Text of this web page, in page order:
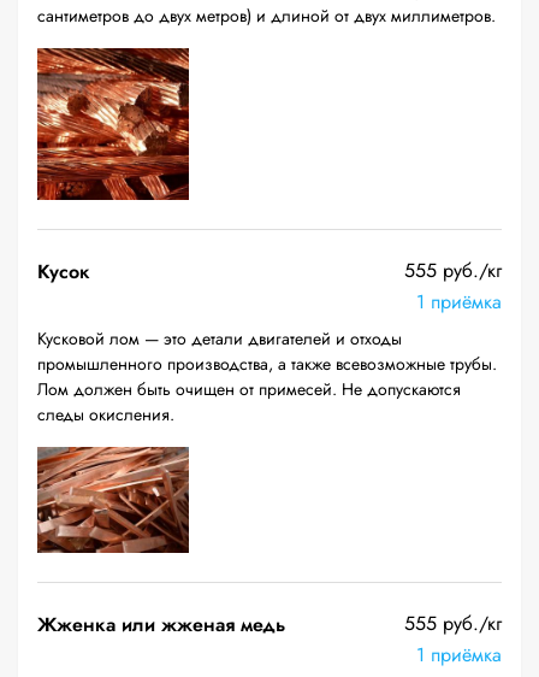
сантиметров до двух метров) и длиной от двух миллиметров.
Кусок
555 руб./кг
1 приёмка
Кусковой лом — это детали двигателей и отходы
промышленного производства, а также всевозможные трубы.
Лом должен быть очищен от примесей. Не допускаются
следы окисления.
Жженка или жженая медь
555 руб./кг
1 приёмка